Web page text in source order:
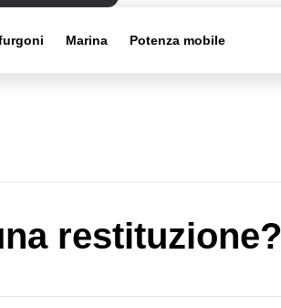
Marina Potenza mobile
restituzione?